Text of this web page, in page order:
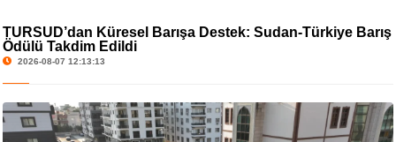
TURSUD’dan Küresel Barışa Destek: Sudan-Türkiye Barış
Ödülü Takdim Edildi
2026-08-07 12:13:13